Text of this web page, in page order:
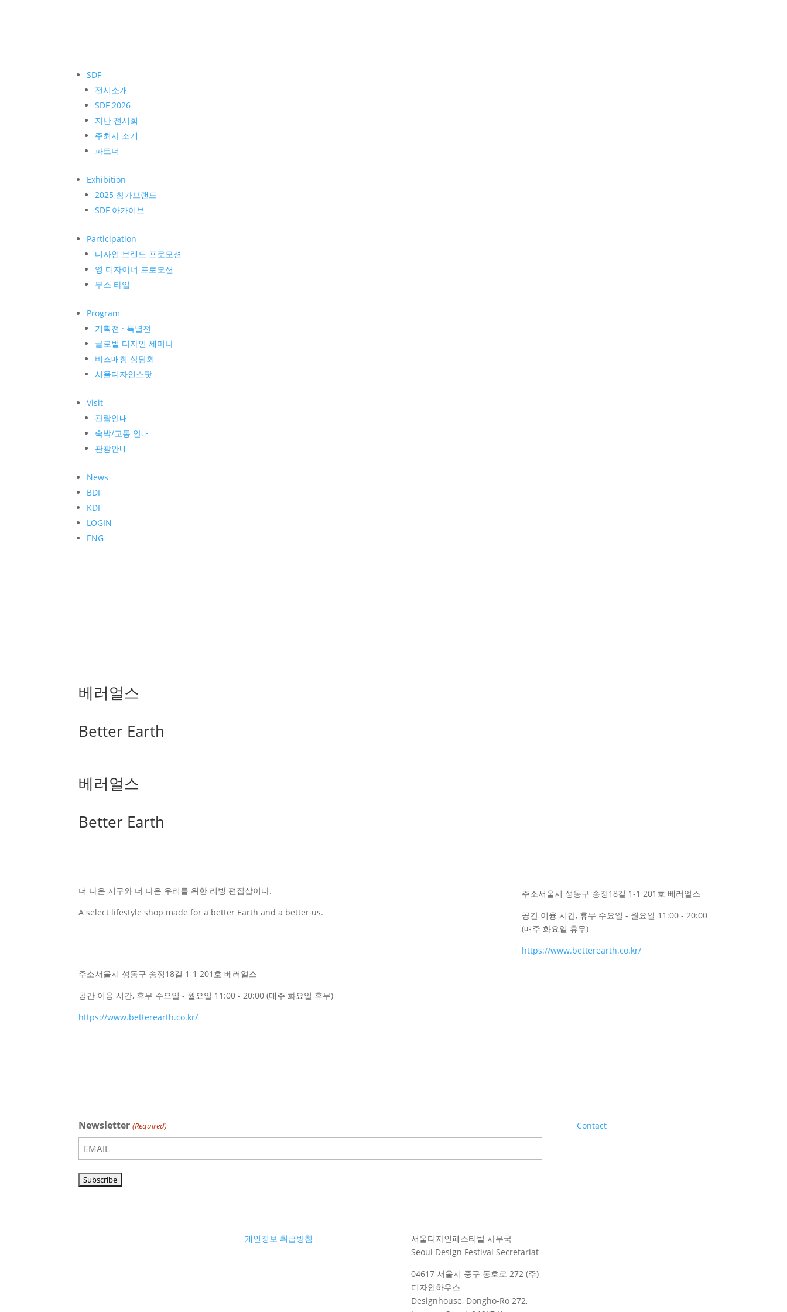
SDF
전시소개
SDF 2026
지난 전시회
주최사 소개
파트너
Exhibition
2025 참가브랜드
SDF 아카이브
Participation
디자인 브랜드 프로모션
영 디자이너 프로모션
부스 타입
Program
기획전 · 특별전
글로벌 디자인 세미나
비즈매칭 상담회
서울디자인스팟
Visit
관람안내
숙박/교통 안내
관광안내
News
BDF
KDF
LOGIN
ENG
베러얼스
Better Earth
베러얼스
Better Earth
더 나은 지구와 더 나은 우리를 위한 리빙 편집샵이다.
A select lifestyle shop made for a better Earth and a better us.
주소서울시 성동구 송정18길 1-1 201호 베러얼스
공간 이융 시간, 휴무 수요일 - 월요일 11:00 - 20:00 (매주 화요일 휴무)
https://www.betterearth.co.kr/
주소서울시 성동구 송정18길 1-1 201호 베러얼스
공간 이융 시간, 휴무 수요일 - 월요일 11:00 - 20:00
(매주 화요일 휴무)
https://www.betterearth.co.kr/
Newsletter (Required) Contact
개인정보 취급방침
서울디자인페스티벌 사무국
Seoul Design Festival Secretariat
04617 서울시 중구 동호로 272 (주)
디자인하우스
Designhouse, Dongho-Ro 272,